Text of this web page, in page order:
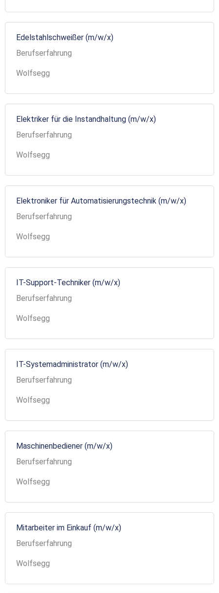
Edelstahlschweißer (m/w/x)
Berufserfahrung
Wolfsegg
Elektriker für die Instandhaltung (m/w/x)
Berufserfahrung
Wolfsegg
Elektroniker für Automatisierungstechnik (m/w/x)
Berufserfahrung
Wolfsegg
IT-Support-Techniker (m/w/x)
Berufserfahrung
Wolfsegg
IT-Systemadministrator (m/w/x)
Berufserfahrung
Wolfsegg
Maschinenbediener (m/w/x)
Berufserfahrung
Wolfsegg
Mitarbeiter im Einkauf (m/w/x)
Berufserfahrung
Wolfsegg